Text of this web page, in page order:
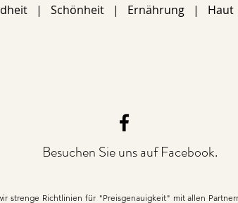
| Schönheit | Ernährung | Haut
Besuchen Sie uns auf Facebook.
strenge Richtlinien für "Preisgenauigkeit" mit allen